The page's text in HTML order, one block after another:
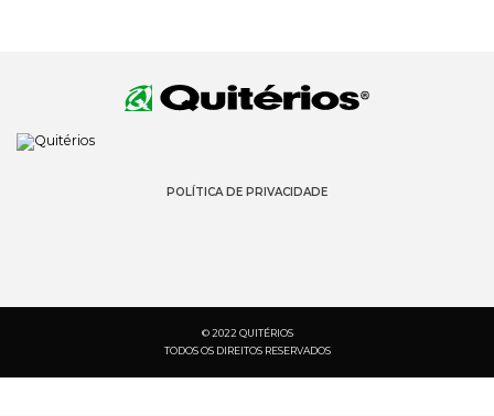
POLÍTICA DE PRIVACIDADE
© 2022 QUITÉRIOS
TODOS OS DIREITOS RESERVADOS